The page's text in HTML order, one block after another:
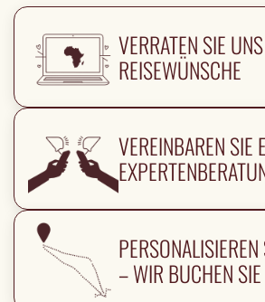
VERRATEN SIE
REISEWÜNSCHE
VEREINBAREN SIE
– WIR BUCHEN SIE